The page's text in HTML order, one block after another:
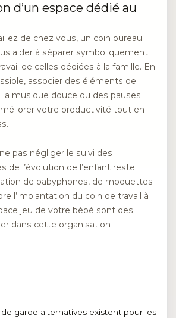
d’un espace dédié au
de chez vous, un coin bureau
aider à séparer symboliquement
de celles dédiées à la famille. En
associer des éléments de
musique douce ou des pauses
votre productivité tout en
pas négliger le suivi des
de l’évolution de l’enfant reste
de babyphones, de moquettes
l’implantation du coin de travail à
jeu de votre bébé sont des
dans cette organisation
garde alternatives existent pour les